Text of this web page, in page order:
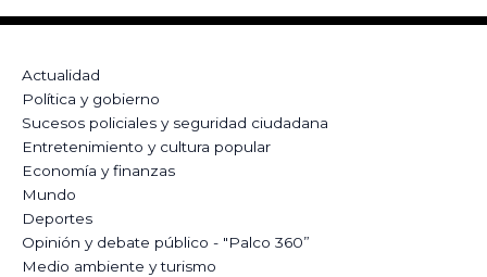
Actualidad
Política y gobierno
Sucesos policiales y seguridad ciudadana
Entretenimiento y cultura popular
Economía y finanzas
Mundo
Deportes
Opinión y debate público - "Palco 360”
Medio ambiente y turismo